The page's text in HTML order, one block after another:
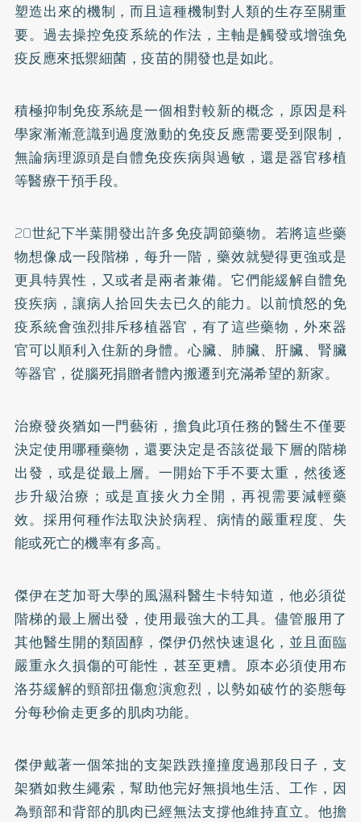
塑造出來的機制，而且這種機制對人類的生存至關重
要。過去操控免疫系統的作法，主軸是觸發或增強免
疫反應來抵禦細菌，疫苗的開發也是如此。
積極抑制免疫系統是一個相對較新的概念，原因是科
學家漸漸意識到過度激動的免疫反應需要受到限制，
無論病理源頭是自體免疫疾病與過敏，還是器官移植
等醫療干預手段。
20世紀下半葉開發出許多免疫調節藥物。若將這些藥
物想像成一段階梯，每升一階，藥效就變得更強或是
更具特異性，又或者是兩者兼備。它們能緩解自體免
疫疾病，讓病人拾回失去已久的能力。以前憤怒的免
疫系統會強烈排斥移植器官，有了這些藥物，外來器
官可以順利入住新的身體。心臟、肺臟、肝臟、腎臟
等器官，從腦死捐贈者體內搬遷到充滿希望的新家。
治療發炎猶如一門藝術，擔負此項任務的醫生不僅要
決定使用哪種藥物，還要決定是否該從最下層的階梯
出發，或是從最上層。一開始下手不要太重，然後逐
步升級治療；或是直接火力全開，再視需要減輕藥
效。採用何種作法取決於病程、病情的嚴重程度、失
能或死亡的機率有多高。
傑伊在芝加哥大學的風濕科醫生卡特知道，他必須從
階梯的最上層出發，使用最強大的工具。儘管服用了
其他醫生開的類固醇，傑伊仍然快速退化，並且面臨
嚴重永久損傷的可能性，甚至更糟。原本必須使用布
洛芬緩解的頸部扭傷愈演愈烈，以勢如破竹的姿態每
分每秒偷走更多的肌肉功能。
傑伊戴著一個笨拙的支架跌跌撞撞度過那段日子，支
架猶如救生繩索，幫助他完好無損地生活、工作，因
為頸部和背部的肌肉已經無法支撐他維持直立。他擔